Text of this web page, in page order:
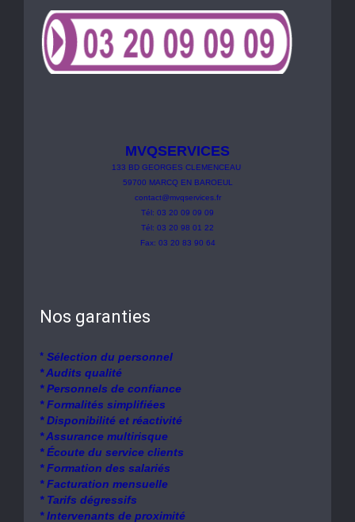
MVQSERVICES
133 BD GEORGES CLEMENCEAU
59700 MARCQ EN BAROEUL
contact@mvqservices.fr
Tél: 03 20 09 09 09
Tél: 03 20 98 01 22
Fax: 03 20 83 90 64
Nos garanties
* Sélection du personnel
* Audits qualité
* Personnels de confiance
* Formalités simplifiées
* Disponibilité et réactivité
* Assurance multirisque
* Écoute du service clients
* Formation des salariés
* Facturation mensuelle
* Tarifs dégressifs
* Intervenants de proximité